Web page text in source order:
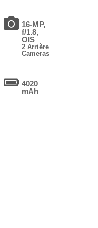
16-MP,
f/1.8,
OIS
2 Arrière
Cameras
4020
mAh